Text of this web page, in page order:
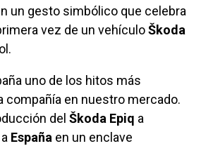
un gesto simbólico que celebra
vez de un vehículoŠkoda
uno de los hitos más
compañía en nuestro mercado.
del Škoda Epiq a
España en un enclave